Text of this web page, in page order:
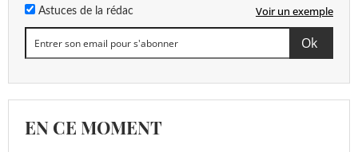
Astuces de la rédac Voir un exemple
EN CE MOMENT